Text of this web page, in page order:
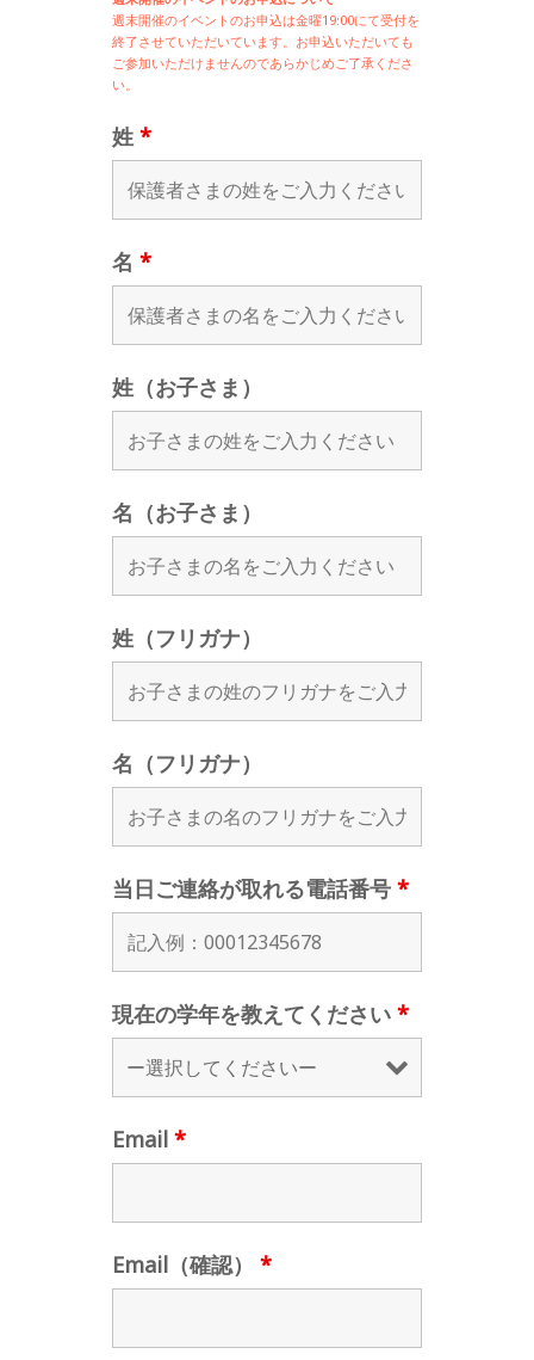
週末開催のイベントのお申込は金曜19:00にて受付を
終了させていただいています。お申込いただいても
ご参加いただけませんのであらかじめご了承くださ
い。
姓 *
名 *
姓（お子さま）
名（お子さま）
姓（フリガナ）
名（フリガナ）
当日ご連絡が取れる電話番号 *
現在の学年を教えてください *
Email *
Email（確認） *